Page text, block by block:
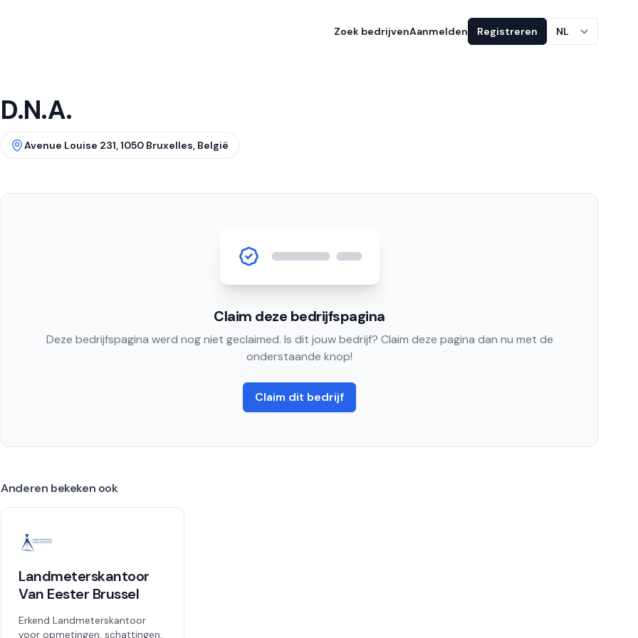
Zoek bedrijvenAanmelden Registreren NL
D.N.A.
Avenue Louise 231, 1050 Bruxelles, België
Claim deze bedrijfspagina
Deze bedrijfspagina werd nog niet geclaimed. Is dit jouw bedrijf? Claim deze pagina dan nu met de
onderstaande knop!
Claim dit bedrijf
Anderen bekeken ook
Landmeterskantoor
Van Eester Brussel
Erkend Landmeterskantoor
voor opmetingen, schattingen,